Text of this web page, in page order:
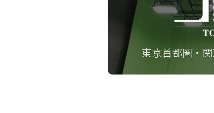
東京首都圏・